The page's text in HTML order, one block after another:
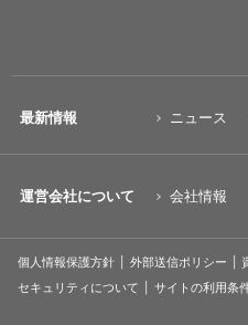
最新情報 ニュース
運営会社について 会社情報
個人情報保護方針 外部送信ポリシー
セキュリティについて
サイトの利用条